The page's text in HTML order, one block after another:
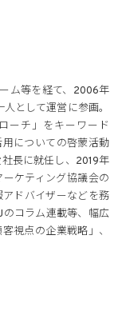
ム等を経て、2006年
として運営に参画。
ーチ」をキーワード
についての啓蒙活動
長に就任し、2019年
ケティング協議会の
ドバイザーなどを務
コラム連載等、幅広
視点の企業戦略」、